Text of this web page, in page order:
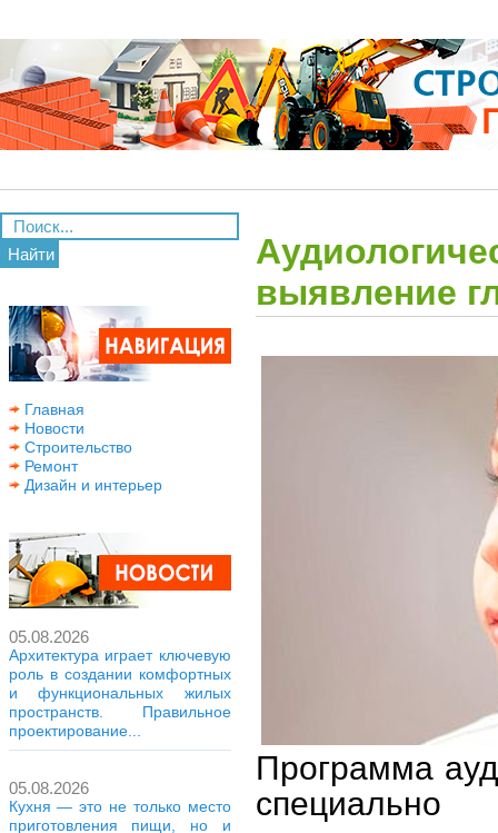
Найти
Главная
Новости
Строительство
Ремонт
Дизайн и интерьер
05.08.2026
Архитектура играет ключевую
роль в создании комфортных
и функциональных жилых
пространств. Правильное
проектирование...
05.08.2026
Кухня — это не только место
приготовления пищи, но и
выявление
Программа